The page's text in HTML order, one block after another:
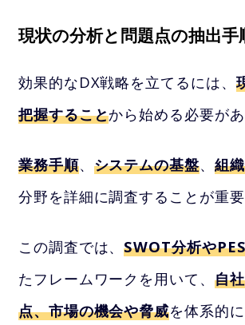
現状の分析と問題点の抽出手
効果的なDX戦略を立てるには、
把握することから始める必要があ
業務手順、 システムの基盤、 組
分野を詳細に調査することが重要
この調査では、SWOT分析や
たフレームワークを用いて、 自
点、市場の機会や脅威を体系的